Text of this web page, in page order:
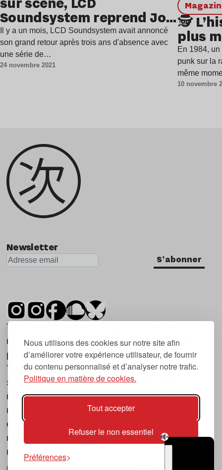
Nous utilisons des cookies sur notre site afin
d’améliorer votre expérience utilisateur, de fournir
du contenu personnalisé et d’analyser notre trafic.
Politique en matière de cookies.
Tout accepter
Refuser le non essentiel
Préférences
Soundsystem reprend Joy
Division
Il y a un mois, LCD Soundsystem avait annoncé
son grand retour après trois ans d'absence avec
une série de…
24 novembre 2021
🕵️
plus
En 1984,
punk sur la
même
10 novembre
Newsletter
S'abonner
Tsugi est un mensuel indépendant sur la
musique et les nouvelles tendances, dont la
première parution date de 2007.
Tsugi en japonais signifie « prochain », « suivant
», ce qui correspond à la thématique du
magazine, à l’affût des nouvelles tendances
musicales, qu’elles viennent de la musique
électronique, du rock ou du hip hop, et des
nouveaux phénomènes de société liés à la
musique.
POLITIQUE DE COOKIES (UE)